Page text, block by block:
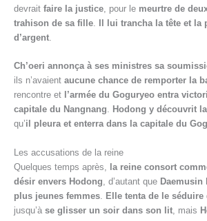
devrait faire la justice , pour le meurtre de
trahison de sa fille
Il lui trancha la tête et la
d’argent
Ch’oeri annonça à ses ministres sa
ils n’avaient aucune chance de remporter la
rencontre et l’armée du Goguryeo entra
capitale du Nangnang. Hodong y découvrit
qu’il pleura et enterra dans la capitale du
Les accusations de la reine
Quelques temps après,
la reine consort
désir envers Hodong , d’autant que
plus jeunes femmes
Elle tenta de le séduire
jusqu’à se glisser un soir dans son lit , mais